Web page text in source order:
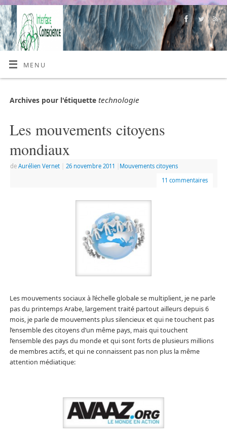
MENU
Archives pour l'étiquette technologie
Les mouvements citoyens
mondiaux
de Aurélien Vernet 26 novembre 2011
Mouvements citoyens
11 commentaires
Les mouvements sociaux à l’échelle globale se multiplient, je ne parle
pas du printemps Arabe, largement traité partout ailleurs depuis 6
mois, je parle de mouvements plus silencieux et qui ne touchent pas
l’ensemble des citoyens d’un même pays, mais qui touchent
l’ensemble des pays du monde et qui sont forts de plusieurs millions
de membres actifs, et qui ne connaissent pas non plus la même
attention médiatique: